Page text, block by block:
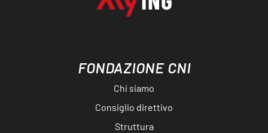
FONDAZIONE CNI
Chi siamo
Consiglio direttivo
Struttura